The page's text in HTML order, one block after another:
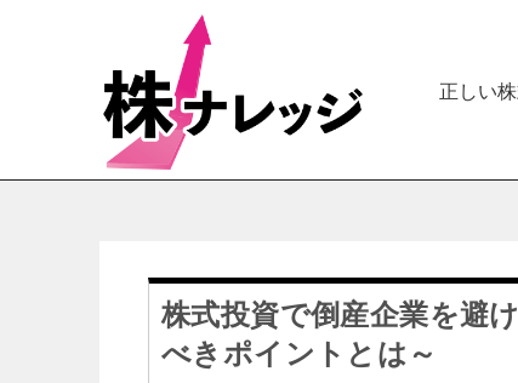
正しい
株式投資で倒産企業を避
べきポイントとは～